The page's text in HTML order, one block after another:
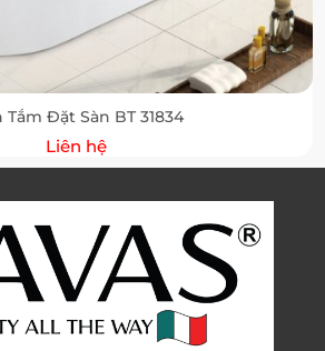
Tắm Đặt Sàn BT 31834
Liên hệ